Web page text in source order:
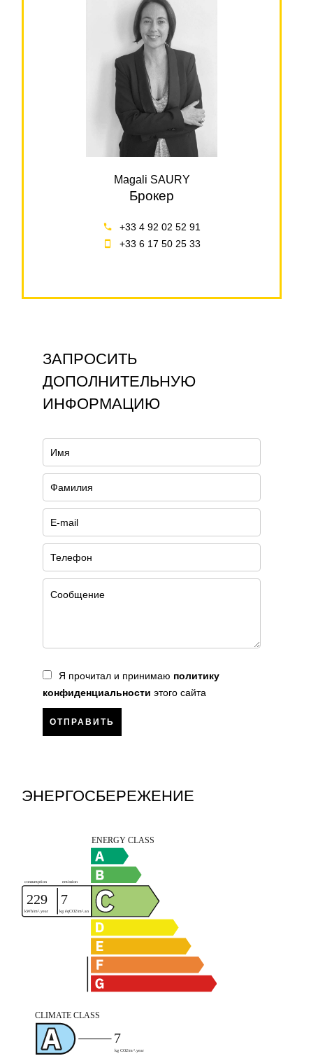
Magali SAURY
Брокер
+33 4 92 02 52 91
+33 6 17 50 25 33
ЗАПРОСИТЬ
ДОПОЛНИТЕЛЬНУЮ
ИНФОРМАЦИЮ
Я прочитал и принимаю политику
конфиденциальности этого сайта
ОТПРАВИТЬ
ЭНЕРГОСБЕРЕЖЕНИЕ